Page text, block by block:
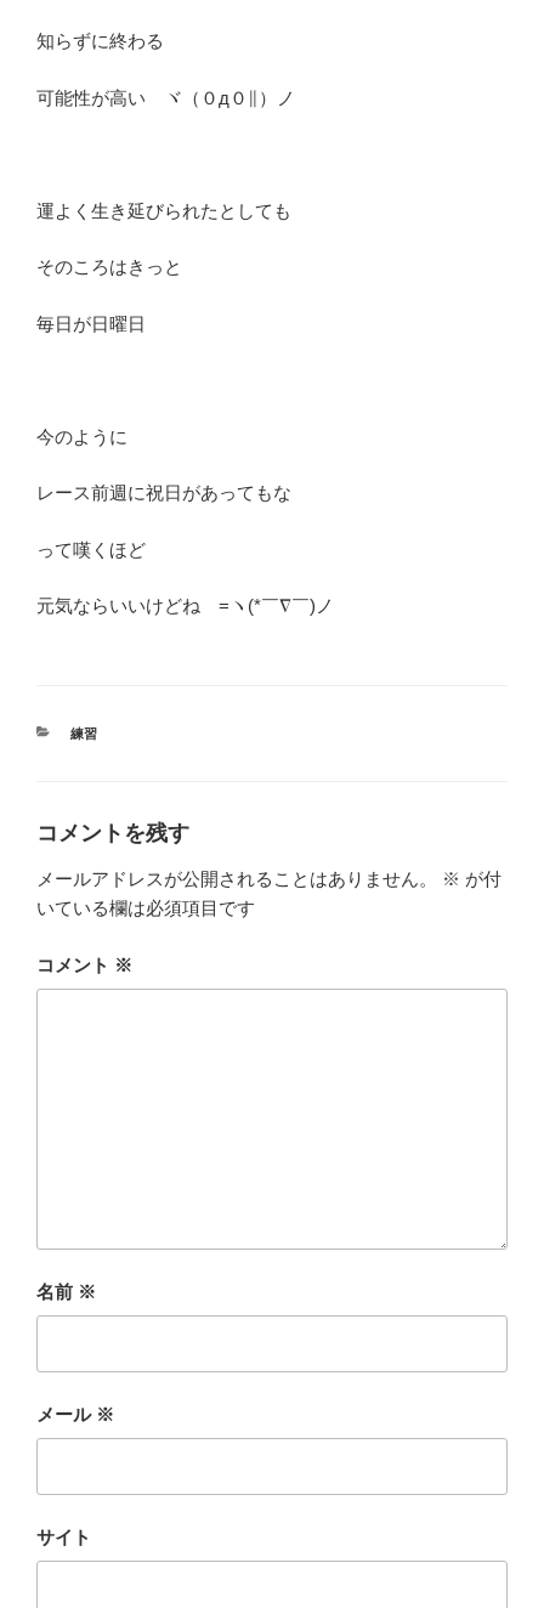
知らずに終わる
可能性が高い ヾ（０д０∥）ノ
運よく生き延びられたとしても
そのころはきっと
毎日が日曜日
今のように
レース前週に祝日があってもな
って嘆くほど
元気ならいいけどね =ヽ(*￣∇￣)ノ
カ
練習
コメントを残す
メールアドレスが公開されることはありません。 ※ が付
いている欄は必須項目です
コメント ※
名前 ※
メール ※
サイト